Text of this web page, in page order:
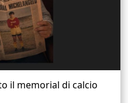
il memorial di calcio